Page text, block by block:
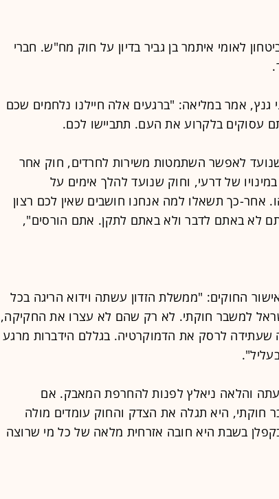
לאומי איתמר בן גביר בדיון על חוק מח"ש. חברי
גנץ, אמר במליאה: "ברגעים אלה חיילנו נלחמים שכם
בלקרוע את העם. תתביישו לכם.
לאפשר השתמטות משירות לחרדים, חוק אחר
של דרעי, וחוק שנועד להלך אימים על
אחר-כך תשאלו למה אנחנו חושבים שאין לכם רצון
לא באתם לדבר ולא באתם לתקן. אתם הורסים",
החוקים: "ממשלת הזדון עשתה וידוא הריגה בכל
ישראל למשבר חוקתי. לא רק שהם לא עצרו את החקיקה,
שעתידה לרסק את הדמוקרטיה. בגללם הידברות מרגע
והלאה ניאלץ לפנות להחרפת המאבק. אם
היא תגלה את הצדק והחוק עומדים מולה
בשבת היא חובה אזרחית מלאה של כל מי שרוצה